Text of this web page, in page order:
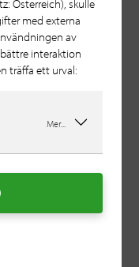
Österreich), skulle
med externa
av
interaktion
träffa ett urval:
Mer...